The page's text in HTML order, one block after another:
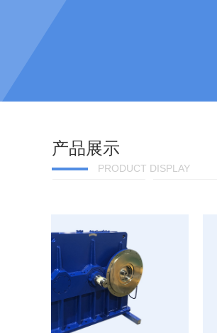
产品展示
PRODUCT DISPLAY